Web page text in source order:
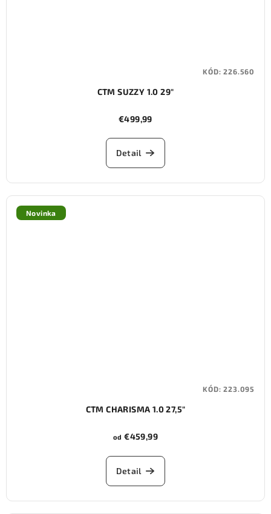
CTM SUZZY 1.0 29"
€499,99
Detail
KÓD:226.560
Novinka
CTM CHARISMA 1.0 27,5"
od €459,99
Detail
KÓD:223.095